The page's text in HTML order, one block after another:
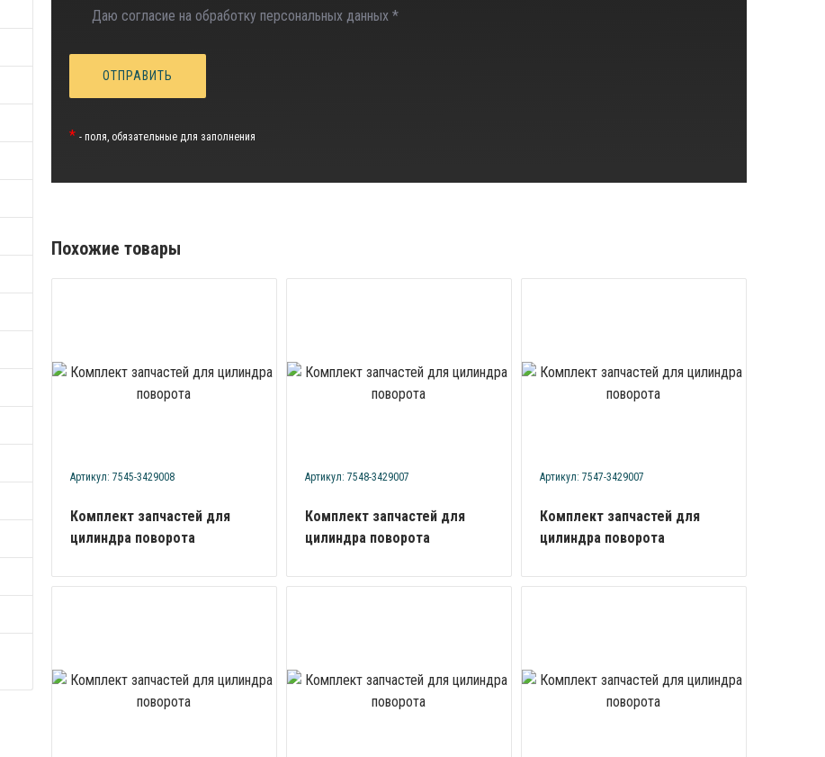
Даю согласие на обработку персональных данных *
* - поля, обязательные для заполнения
Похожие товары
Артикул: 7545-3429008
Комплект запчастей для
цилиндра поворота
Артикул: 7548-3429007
Комплект запчастей для
цилиндра поворота
Артикул: 7547-3429007
Комплект запчастей для
цилиндра поворота